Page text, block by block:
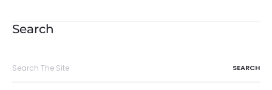
entradas
Search